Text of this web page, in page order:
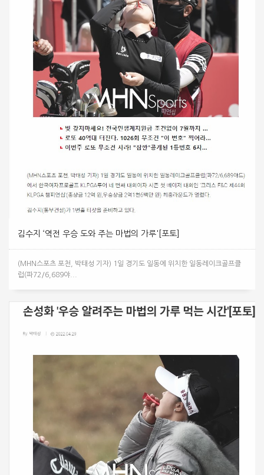
김수지 ‘역전 우승 도와 주는 마법의 가루'[포토]
(MHN스포츠 포천, 박태성 기자) 1일 경기도 일동에 위치한 일동레이크골프클
럽(파72/6,689야...